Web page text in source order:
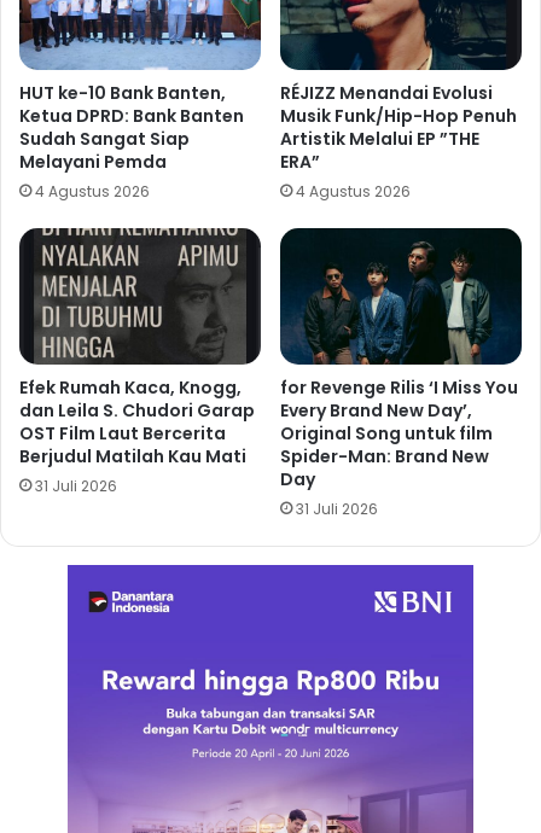
HUT ke-10 Bank Banten,
Ketua DPRD: Bank Banten
Sudah Sangat Siap
Melayani Pemda
4 Agustus 2026
RÉJIZZ Menandai Evolusi
Musik Funk/Hip-Hop Penuh
Artistik Melalui EP ”THE
ERA”
4 Agustus 2026
Efek Rumah Kaca, Knogg,
dan Leila S. Chudori Garap
OST Film Laut Bercerita
Berjudul Matilah Kau Mati
31 Juli 2026
for Revenge Rilis ‘I Miss You
Every Brand New Day’,
Original Song untuk film
Spider-Man: Brand New
Day
31 Juli 2026